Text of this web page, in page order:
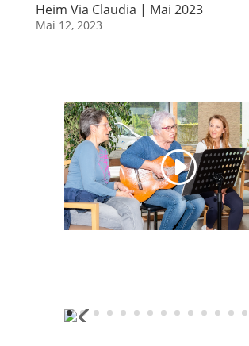
Heim Via Claudia | Mai 2023
Mai 12, 2023